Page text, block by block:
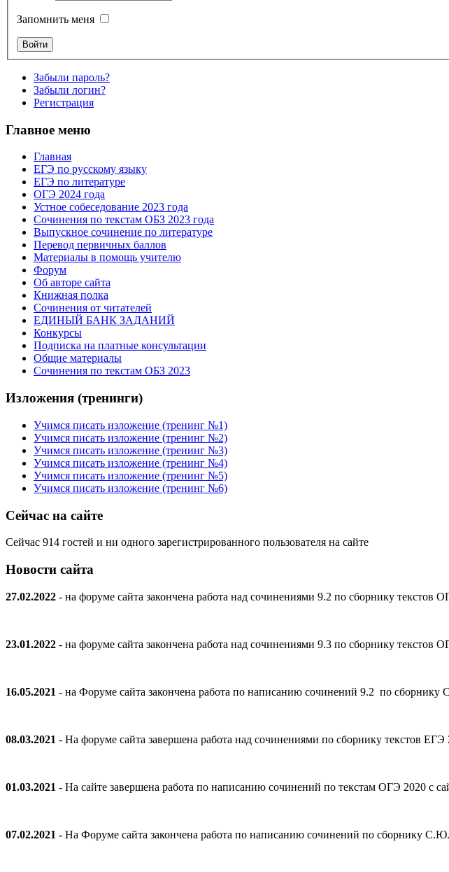
Запомнить меня
Забыли пароль?
Забыли логин?
Регистрация
Главное меню
Главная
ЕГЭ по русскому языку
ЕГЭ по литературе
ОГЭ 2024 года
Устное собеседование 2023 года
Сочинения по текстам ОБЗ 2023 года
Выпускное сочинение по литературе
Перевод первичных баллов
Материалы в помощь учителю
Форум
Об авторе сайта
Книжная полка
Cочинения от читателей
ЕДИНЫЙ БАНК ЗАДАНИЙ
Конкурсы
Подписка на платные консультации
Общие материалы
Сочинения по текстам ОБЗ 2023
Изложения (тренинги)
Учимся писать изложение (тренинг №1)
Учимся писать изложение (тренинг №2)
Учимся писать изложение (тренинг №3)
Учимся писать изложение (тренинг №4)
Учимся писать изложение (тренинг №5)
Учимся писать изложение (тренинг №6)
Сейчас на сайте
Сейчас 914 гостей и ни одного зарегистрированного пользователя на сайте
Новости сайта
27.02.2022 - на форуме сайта закончена работа над сочинениями 9.2 по сборнику текстов
23.01.2022 - на форуме сайта закончена работа над сочинениями 9.3 по сборнику текстов
16.05.2021 - на Форуме сайта закончена работа по написанию сочинений 9.2 по
08.03.2021 - На форуме сайта завершена работа над сочинениями по сборнику текстов
01.03.2021 - На сайте завершена работа по написанию сочинений по текстам ОГЭ 2020 с
07.02.2021 - На Форуме сайта закончена работа по написанию сочинений по сборнику